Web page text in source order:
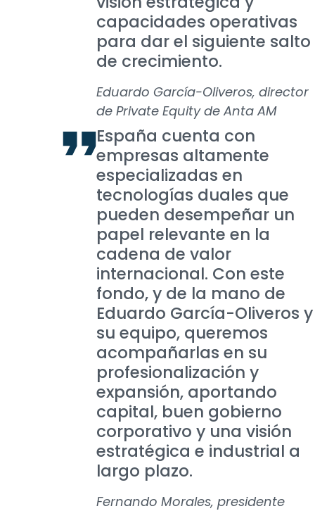
capacidades operativas
para dar el siguiente salto
de crecimiento.
Eduardo García-Oliveros, director
de Private Equity de Anta AM
España cuenta con
empresas altamente
especializadas en
tecnologías duales que
pueden desempeñar un
papel relevante en la
cadena de valor
internacional. Con este
fondo, y de la mano de
Eduardo García-Oliveros y
su equipo, queremos
acompañarlas en su
profesionalización y
expansión, aportando
capital, buen gobierno
corporativo y una visión
estratégica e industrial a
largo plazo.
Fernando Morales, presidente